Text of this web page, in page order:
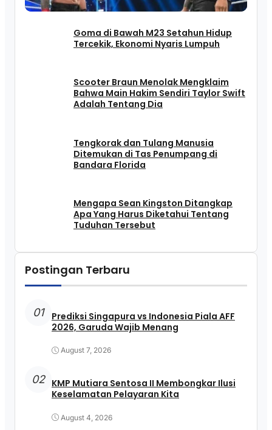
Goma di Bawah M23 Setahun Hidup
Tercekik, Ekonomi Nyaris Lumpuh
Scooter Braun Menolak Mengklaim
Bahwa Main Hakim Sendiri Taylor Swift
Adalah Tentang Dia
Tengkorak dan Tulang Manusia
Ditemukan di Tas Penumpang di
Bandara Florida
Mengapa Sean Kingston Ditangkap
Apa Yang Harus Diketahui Tentang
Tuduhan Tersebut
Postingan Terbaru
01
Prediksi Singapura vs Indonesia Piala AFF
2026, Garuda Wajib Menang
August 7, 2026
02 KMP Mutiara Sentosa II Membongkar Ilusi
Keselamatan Pelayaran Kita
August 4, 2026